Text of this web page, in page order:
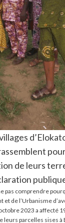
de leurs
pas comprendre
de l’Urbanisme
2023 a affecté
leurs parcelles sises à